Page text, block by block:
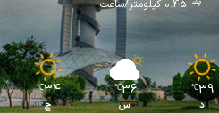
0.45 کیلومتر/ساعت
39
℃
د
36
℃
س
34
℃
چ